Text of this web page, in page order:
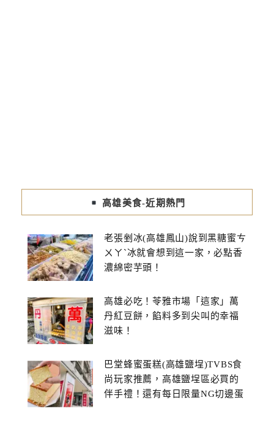
高雄美食-近期熱門
老張剉冰(高雄鳳山)說到黑糖蜜ㄘ
ㄨㄚˋ冰就會想到這一家，必點香
濃綿密芋頭！
高雄必吃！苓雅市場「這家」萬
丹紅豆餅，餡料多到尖叫的幸福
滋味！
巴堂蜂蜜蛋糕(高雄鹽埕)TVBS食
尚玩家推薦，高雄鹽埕區必買的
伴手禮！還有每日限量NG切邊蛋